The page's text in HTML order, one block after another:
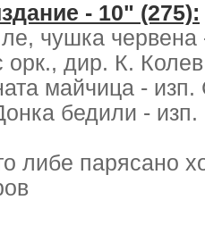
- 10" (275):
чушка червена
дир. К. Колев
майчица -
бедили -
либе парясано